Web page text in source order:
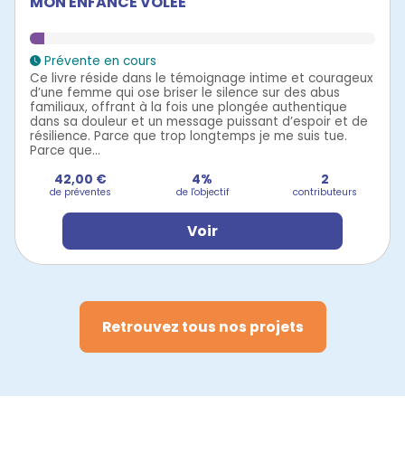
Prévente en cours
Ce livre réside dans le témoignage intime et courageux
d’une femme qui ose briser le silence sur des abus
familiaux, offrant à la fois une plongée authentique
dans sa douleur et un message puissant d’espoir et de
résilience. Parce que trop longtemps je me suis tue.
Parce que...
42,00 €
de préventes
4%
de l'objectif
2
contributeurs
Voir
Retrouvez tous nos projets